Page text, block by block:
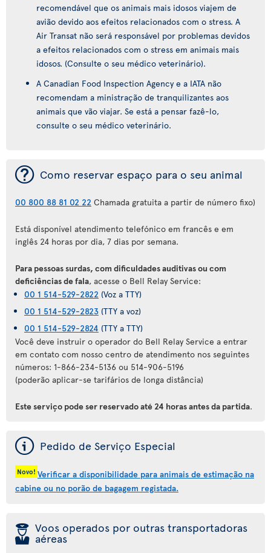
recomendável que os animais mais idosos viajem de
avião devido aos efeitos relacionados com o stress. A
Air Transat não será responsável por problemas devidos
a efeitos relacionados com o stress em animais mais
idosos. (Consulte o seu médico veterinário).
A Canadian Food Inspection Agency e a IATA não
recomendam a ministração de tranquilizantes aos
animais que vão viajar. Se está a pensar fazê-lo,
consulte o seu médico veterinário.
¯ Como reservar espaço para o seu animal
00 800 88 81 02 22 Chamada gratuita a partir de número fixo)
Está disponível atendimento telefónico em francês e em
inglês 24 horas por dia, 7 dias por semana.
Para pessoas surdas, com dificuldades auditivas ou com
deficiências de fala, acesse o Bell Relay Service:
00 1 514-529-2822 (Voz a TTY)
00 1 514-529-2823 (TTY a voz)
00 1 514-529-2824 (TTY a TTY)
Você deve instruir o operador do Bell Relay Service a entrar
em contato com nosso centro de atendimento nos seguintes
números: 1-866-234-5136 ou 514-906-5196
(poderão aplicar-se tarifários de longa distância)
Este serviço pode ser reservado até 24 horas antes da partida.
ý Pedido de Serviço Especial
Novo! Verificar a disponibilidade para animais de estimação na
cabine ou no porão de bagagem registada.
þ Voos operados por outras transportadoras
aéreas